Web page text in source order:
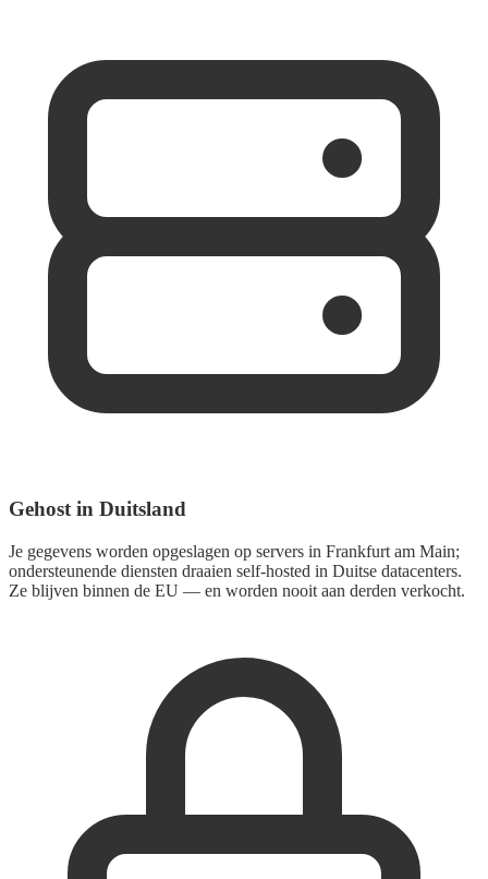
Gehost in Duitsland
Je gegevens worden opgeslagen op servers in Frankfurt am Main;
ondersteunende diensten draaien self-hosted in Duitse datacenters.
Ze blijven binnen de EU — en worden nooit aan derden verkocht.